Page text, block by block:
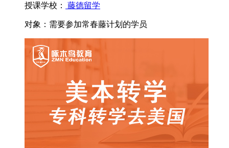
授课学校： 藤德留学
对象： 需要参加常春藤计划的学员